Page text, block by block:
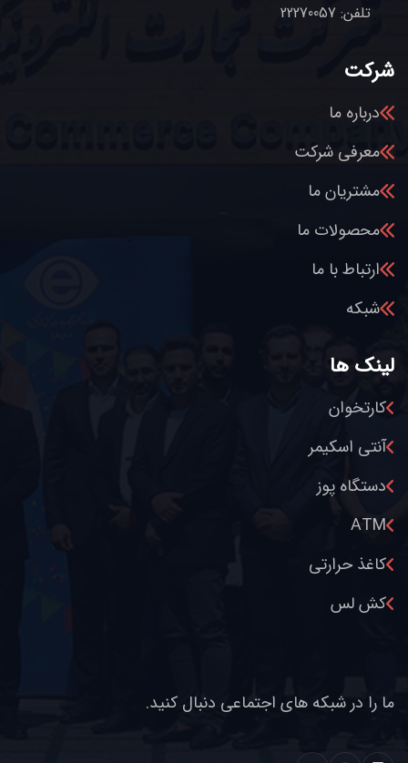
تلفن: 22270057
شرکت
درباره ما
معرفی شرکت
مشتریان ما
محصولات ما
ارتباط با ما
شبکه
لینک ها
کارتخوان
آنتی اسکیمر
دستگاه پوز
ATM
کاغذ حرارتی
کش لس
ما را در شبکه های اجتماعی دنبال کنید.